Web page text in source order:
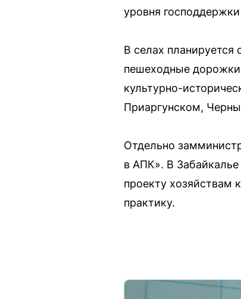
уровня
В селах
пешеходные
культурно-
Приаргунском,
Отдельно
в АПК». В
проекту хозяйствам
практику.